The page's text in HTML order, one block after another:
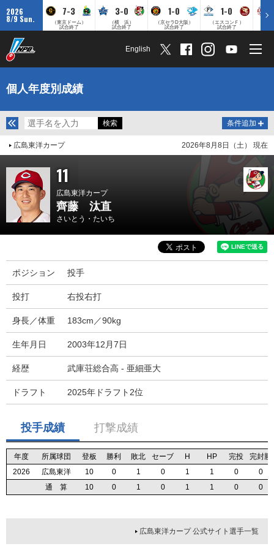
2026
8/9 Sun.
7-3
（東京ドーム）
試合終了
3-0
（横 浜）
試合終了
1-0
（京セラD大阪）
試合終了
1-0
（エスコンＦ）
試合終了
English
個人年度別成績
条件追加
広島東洋カープ 2026年8月8日（土） 現在
11
広島東洋カープ
齊藤 汰直
さいとう・たいち
ポジション 投手
投打 右投右打
身長／体重 183cm／90kg
生年月日 2003年12月7日
経歴 武庫荘総合高 - 亜細亜大
ドラフト 2025年ドラフト2位
投手成績 打撃成績
年度 所属球団 登板 勝利 敗北 セーブ H HP 完投
完封勝
2026
広島東洋 10 0 1 0 1 1 0
0
通 算
10 0 1 0 1 1 0 0
年度 所属球団 登板 勝利 敗北 セーブ H HP 完投
完封勝
2026
広島東洋 10 0 1 0 1 1 0
0
通 算
10 0 1 0 1 1 0 0
年度 所属球団 登板 勝利 敗北 セーブ H HP 完投
完封勝
2026
広島東洋 10 0 1 0 1 1 0
0
通 算
10 0 1 0 1 1 0 0
年度 所属球団 登板 勝利 敗北 セーブ H HP 完投
完封勝
2026
広島東洋 10 0 1 0 1 1 0
0
通 算
10 0 1 0 1 1 0 0
広島東洋カープ 公式サイト選手一覧